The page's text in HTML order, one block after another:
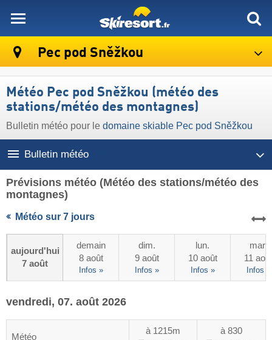
Pec pod Sněžkou
Météo Pec pod Sněžkou (météo des
stations/météo des montagnes)
Bulletin météo pour le domaine skiable Pec pod Sněžkou
Bulletin météo
Prévisions météo (Météo des stations/météo des
montagnes)
Météo sur 7 jours
aujourd'hui
7 août
demain
8 août
Infos »
dim.
9 août
Infos »
lun.
10 août
Infos »
mar.
11 août
Infos »
vendredi, 07. août 2026
Météo
à 1215m
à 830